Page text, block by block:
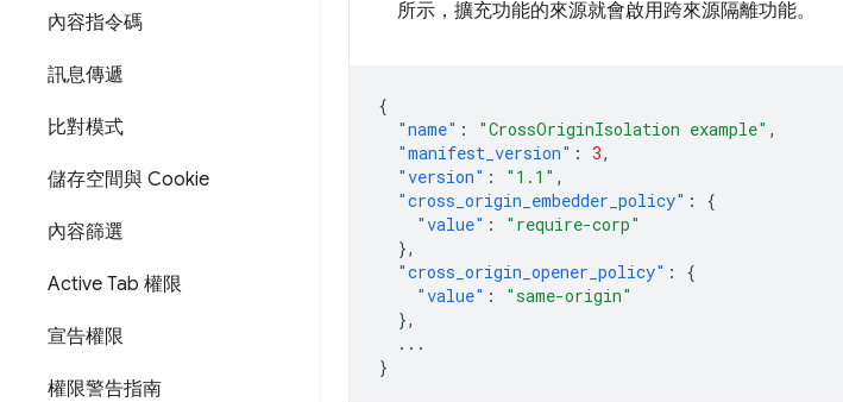
內容指令碼
訊息傳遞
比對模式
儲存空間與 Cookie
內容篩選
Active Tab 權限
宣告權限
權限警告指南
所示，擴充功能的來源就會啟用跨來源隔離功能。
{
"name" : "CrossOriginIsolation example" ,
"manifest_version" : 3,
"version" : "1.1" ,
"cross_origin_embedder_policy" :
{
"value" :
"require-corp"
},
"cross_origin_opener_policy" :
{
"value" :
"same-origin"
},
...
}